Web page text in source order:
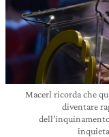
Macerl ricorda che
diventare